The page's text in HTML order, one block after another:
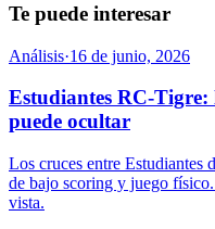
Te puede interesar
Análisis·16 de junio, 2026
Estudiantes RC-Tigre:
puede ocultar
Los cruces entre Estudiantes
de bajo scoring y juego
vista.